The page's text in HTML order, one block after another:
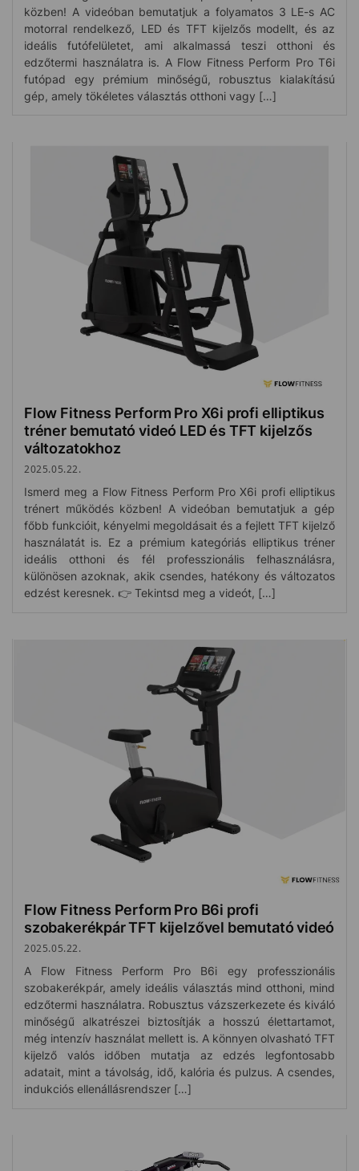
közben! A videóban bemutatjuk a folyamatos 3 LE-s AC
motorral rendelkező, LED és TFT kijelzős modellt, és az
ideális futófelületet, ami alkalmassá teszi otthoni és
edzőtermi használatra is. A Flow Fitness Perform Pro T6i
futópad egy prémium minőségű, robusztus kialakítású
gép, amely tökéletes választás otthoni vagy […]
Flow Fitness Perform Pro X6i profi elliptikus
tréner bemutató videó LED és TFT kijelzős
változatokhoz
2025.05.22.
Ismerd meg a Flow Fitness Perform Pro X6i profi elliptikus
trénert működés közben! A videóban bemutatjuk a gép
főbb funkcióit, kényelmi megoldásait és a fejlett TFT kijelző
használatát is. Ez a prémium kategóriás elliptikus tréner
ideális otthoni és fél professzionális felhasználásra,
különösen azoknak, akik csendes, hatékony és változatos
edzést keresnek. 👉 Tekintsd meg a videót, […]
Flow Fitness Perform Pro B6i profi
szobakerékpár TFT kijelzővel bemutató videó
2025.05.22.
A Flow Fitness Perform Pro B6i egy professzionális
szobakerékpár, amely ideális választás mind otthoni, mind
edzőtermi használatra. Robusztus vázszerkezete és kiváló
minőségű alkatrészei biztosítják a hosszú élettartamot,
még intenzív használat mellett is. A könnyen olvasható TFT
kijelző valós időben mutatja az edzés legfontosabb
adatait, mint a távolság, idő, kalória és pulzus. A csendes,
indukciós ellenállásrendszer […]